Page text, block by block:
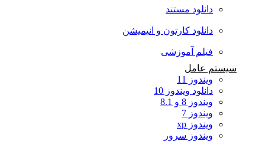
دانلود مستند
دانلود کارتون و انیمیشن
فیلم آموزشی
سیستم عامل
ویندوز 11
دانلود ویندوز 10
ویندوز 8 و 8.1
ویندوز 7
ویندوز xp
ویندوز سرور